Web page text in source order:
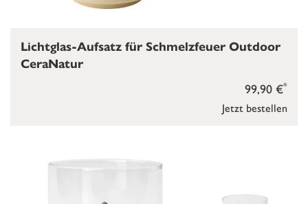
Jetzt bestellen
99,90 €*
Lichtglas-Aufsatz für Schmelzfeuer Outdoor
CeraNatur